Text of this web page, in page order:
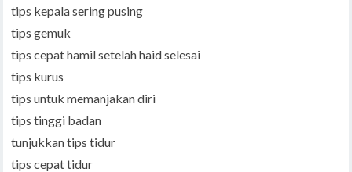
tips kepala sering pusing
tips gemuk
tips cepat hamil setelah haid selesai
tips kurus
tips untuk memanjakan diri
tips tinggi badan
tunjukkan tips tidur
tips cepat tidur